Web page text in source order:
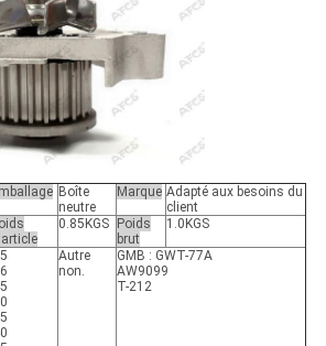
Boîte
neutre
Marque Adapté aux besoins du
client
0.85KGS
Poids
brut
1.0KGS
Autre
non.
GMB : GWT-77A
AW9099
T-212